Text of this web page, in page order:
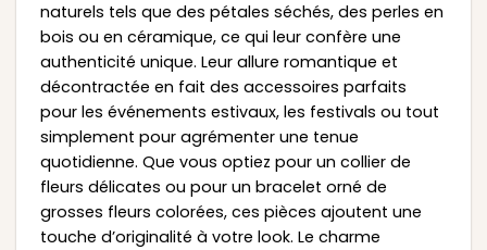
naturels tels que des pétales séchés, des perles en
bois ou en céramique, ce qui leur confère une
authenticité unique. Leur allure romantique et
décontractée en fait des accessoires parfaits
pour les événements estivaux, les festivals ou tout
simplement pour agrémenter une tenue
quotidienne. Que vous optiez pour un collier de
fleurs délicates ou pour un bracelet orné de
grosses fleurs colorées, ces pièces ajoutent une
touche d’originalité à votre look. Le charme